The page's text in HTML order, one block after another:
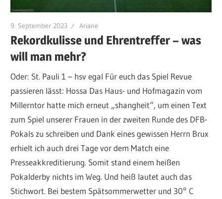
9. September 2023 Ariane
Rekordkulisse und Ehrentreffer – was
will man mehr?
Oder: St. Pauli 1 – hsv egal Für euch das Spiel Revue
passieren lässt: Hossa Das Haus- und Hofmagazin vom
Millerntor hatte mich erneut „shangheit“, um einen Text
zum Spiel unserer Frauen in der zweiten Runde des DFB-
Pokals zu schreiben und Dank eines gewissen Herrn Brux
erhielt ich auch drei Tage vor dem Match eine
Presseakkreditierung. Somit stand einem heißen
Pokalderby nichts im Weg. Und heiß lautet auch das
Stichwort. Bei bestem Spätsommerwetter und 30° C